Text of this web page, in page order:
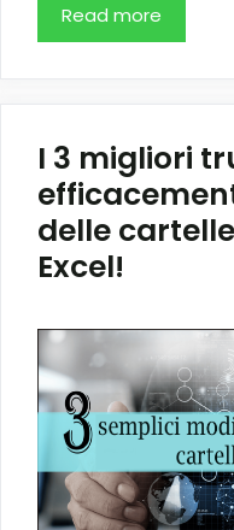
Read more
I 3 migliori
delle
Excel!